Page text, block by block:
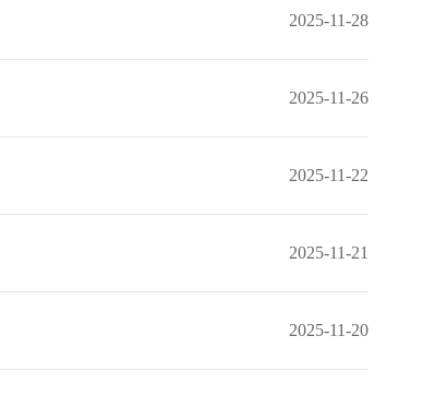
2025-11-28
2025-11-26
2025-11-22
2025-11-21
2025-11-20